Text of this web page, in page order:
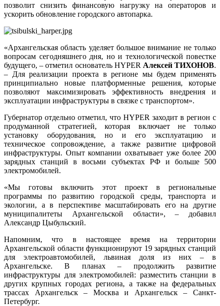
позволит снизить финансовую нагрузку на операторов и
ускорить обновление городского автопарка.
«Архангельская область уделяет большое внимание не только
вопросам сегодняшнего дня, но и технологической повестке
будущего, – отметил основатель HYPER Алексей ТИХОНОВ.
– Для реализации проекта в регионе мы будем применять
принципиально новые платформенные решения, которые
позволяют максимизировать эффективность внедрения и
эксплуатации инфраструктуры в связке с транспортом».
Губернатор отдельно отметил, что HYPER заходит в регион с
продуманной стратегией, которая включает не только
установку оборудования, но и его эксплуатацию и
техническое сопровождение, а также развитие цифровой
инфраструктуры. Опыт компании охватывает уже более 200
зарядных станций в восьми субъектах РФ и больше 500
электромобилей.
«Мы готовы включить этот проект в региональные
программы по развитию городской среды, транспорта и
экологии, а в перспективе масштабировать его на другие
муниципалитеты Архангельской области», – добавил
Александр Цыбульский.
Напомним, что в настоящее время на территории
Архангельской области функционируют 19 зарядных станций
для электроавтомобилей, львиная доля из них – в
Архангельске. В планах – продолжить развитие
инфраструктуры для электромобилей: разместить станции в
других крупных городах региона, а также на федеральных
трассах Архангельск – Москва и Архангельск – Санкт-
Петербург.